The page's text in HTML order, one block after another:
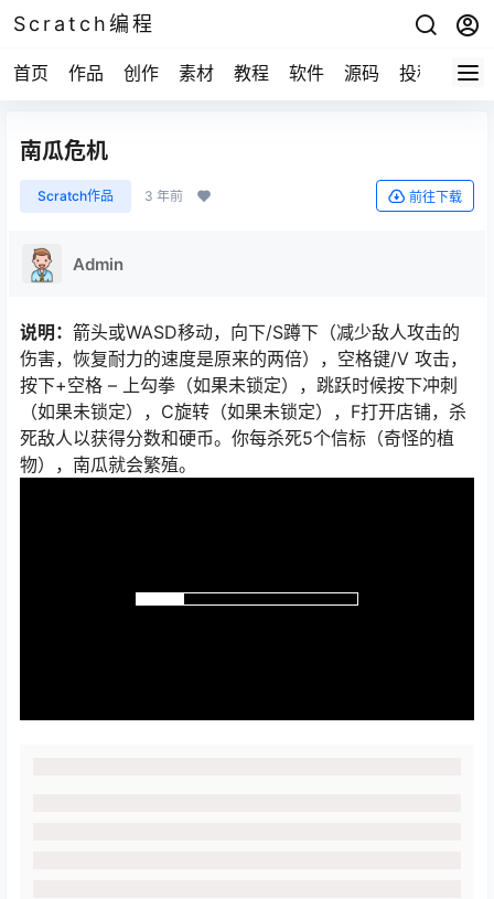
Scratch编程
首页 作品 创作 素材 教程 软件 源码 投稿 关于
南瓜危机
Scratch作品 3 年前 前往下载
Admin
说明： 箭头或WASD移动，向下/S蹲下（减少敌人攻击的
伤害，恢复耐力的速度是原来的两倍），空格键/V 攻击，
按下+空格 – 上勾拳（如果未锁定），跳跃时候按下冲刺
（如果未锁定），C旋转（如果未锁定），F打开店铺，杀
死敌人以获得分数和硬币。你每杀死5个信标（奇怪的植
物），南瓜就会繁殖。